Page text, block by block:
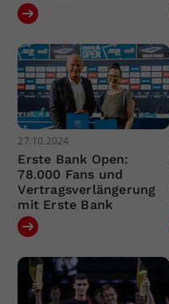
27.10.2024
Erste Bank Open:
78.000 Fans und
Vertragsverlängerung
mit Erste Bank